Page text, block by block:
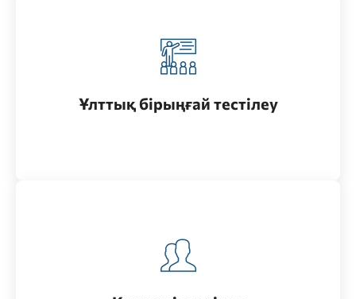
Ұлттық бірыңғай тестілеу
Жоғары оқу орнына бакалавриатқа түсу үшін
Для поступления в высшее учебное заведение
на магистратуру